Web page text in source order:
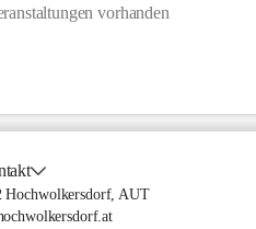
vorhanden
Hochwolkersdorf, AUT